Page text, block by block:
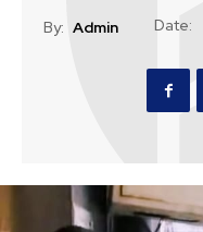
By: Admin Date: